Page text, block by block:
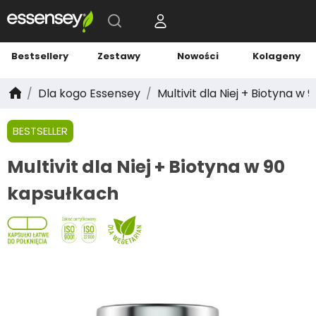
Bestsellery Zestawy Nowości Kolageny
Dla kogo Essensey Multivit dla Niej + Biotyna w
BESTSELLER
Multivit dla Niej + Biotyna w 90
kapsułkach